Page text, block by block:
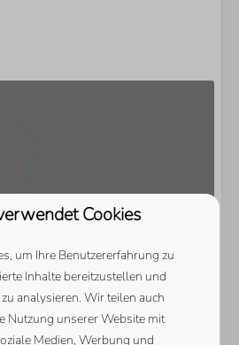
Cookies
um Ihre Benutzererfahrung zu
Inhalte bereitzustellen und
analysieren. Wir teilen auch
Nutzung unserer Website mit
Medien, Werbung und